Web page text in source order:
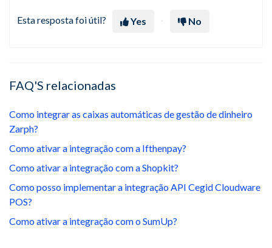
Esta resposta foi útil? Yes No
FAQ'S relacionadas
Como integrar as caixas automáticas de gestão de dinheiro
Zarph?
Como ativar a integração com a Ifthenpay?
Como ativar a integração com a Shopkit?
Como posso implementar a integração API Cegid Cloudware
POS?
Como ativar a integração com o SumUp?